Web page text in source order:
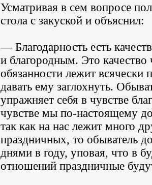
Усматривая в сем вопросе
стола с закуской и объяснил:
— Благодарность есть
и благородным. Это
обязанности лежит всячески
давать ему заглохнуть.
упражняет себя в чувстве
чувстве мы по-настоящему
так как на нас лежит много
праздничных, то обыватель
днями в году, уповая, что в
отношений праздничные